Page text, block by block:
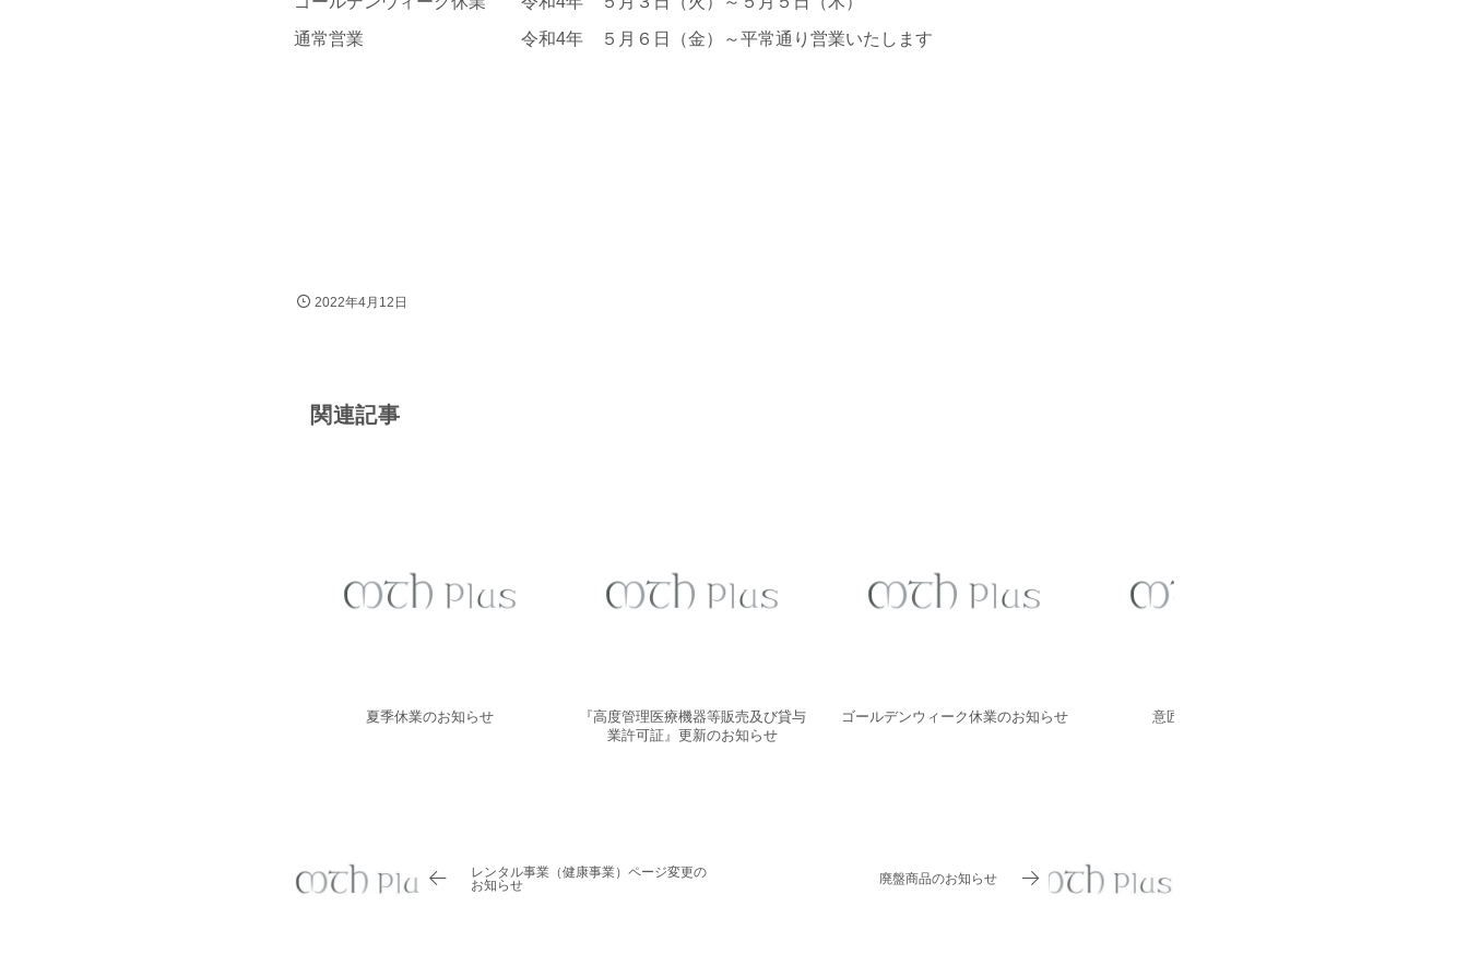
通常営業 令和4年 ５月６日（金）～平常通り営業いたします
2022年4月12日
関連記事
夏季休業のお知らせ
『高度管理医療機器等販売及び貸与
業許可証』更新のお知らせ
ゴールデンウィーク休業のお知らせ 意匠登録のお知らせ
レンタル事業（健康事業）ページ変更の
お知らせ
廃盤商品のお知らせ